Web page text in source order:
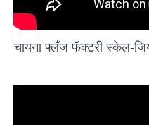
चायना फ्लँज फॅक्टरी स्केल-